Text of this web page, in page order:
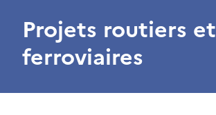
Projets routiers et
ferroviaires